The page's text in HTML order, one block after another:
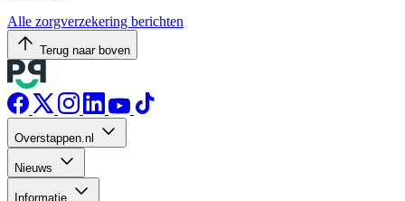
Alle zorgverzekering berichten
Terug naar boven
Overstappen.nl
Nieuws
Informatie